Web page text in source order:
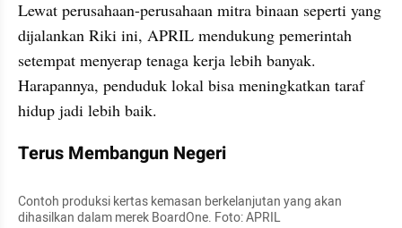
Lewat perusahaan-perusahaan mitra binaan seperti yang
dijalankan Riki ini, APRIL mendukung pemerintah
setempat menyerap tenaga kerja lebih banyak.
Harapannya, penduduk lokal bisa meningkatkan taraf
hidup jadi lebih baik.
Terus Membangun Negeri
Contoh produksi kertas kemasan berkelanjutan yang akan
dihasilkan dalam merek BoardOne. Foto: APRIL